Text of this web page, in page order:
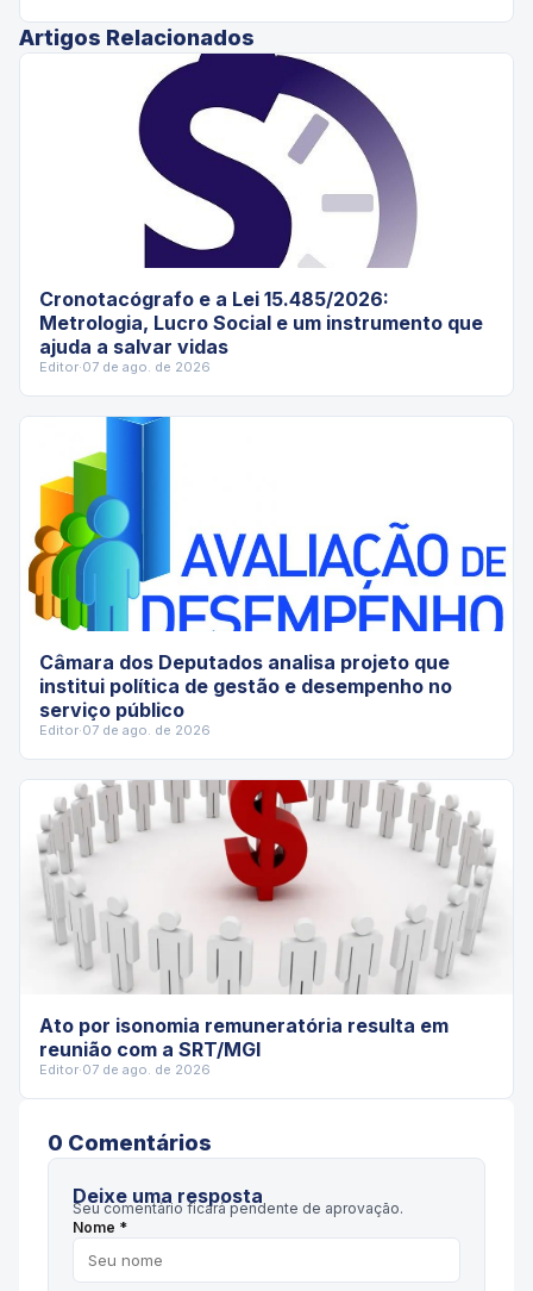
Artigos Relacionados
Cronotacógrafo e a Lei 15.485/2026:
Metrologia, Lucro Social e um instrumento que
ajuda a salvar vidas
Editor·07 de ago. de 2026
Câmara dos Deputados analisa projeto que
institui política de gestão e desempenho no
serviço público
Editor·07 de ago. de 2026
Ato por isonomia remuneratória resulta em
reunião com a SRT/MGI
Editor·07 de ago. de 2026
0 Comentários
Deixe uma resposta
Seu comentário ficará pendente de aprovação.
Nome *